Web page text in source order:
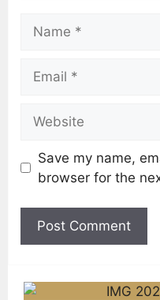
Save my name,
browser for the